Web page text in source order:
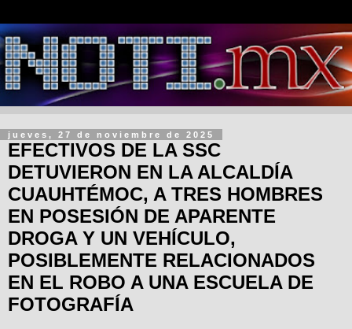
jueves, 27 de noviembre de 2025
EFECTIVOS DE LA SSC
DETUVIERON EN LA ALCALDÍA
CUAUHTÉMOC, A TRES HOMBRES
EN POSESIÓN DE APARENTE
DROGA Y UN VEHÍCULO,
POSIBLEMENTE RELACIONADOS
EN EL ROBO A UNA ESCUELA DE
FOTOGRAFÍA